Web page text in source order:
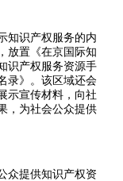
知识产权服务的内
放置《在京国际知
识产权服务资源手
录》。该区域还会
示宣传材料，向社
，为社会公众提供
众提供知识产权资